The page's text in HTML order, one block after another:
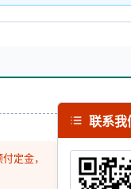
定金，
联系我